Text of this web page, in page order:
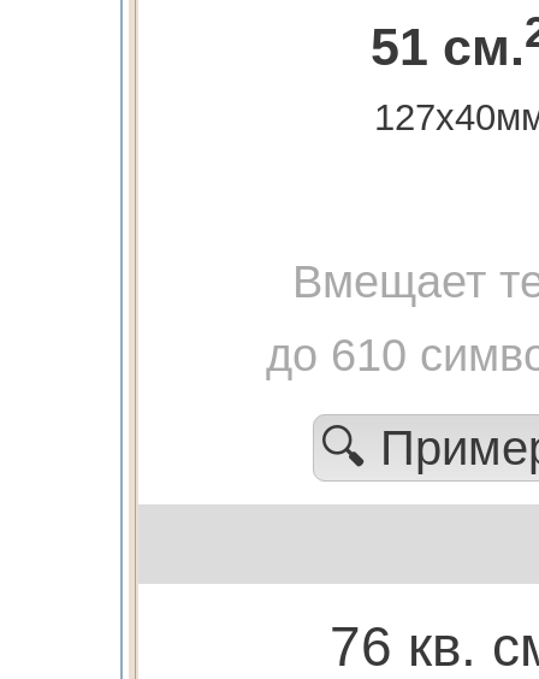
51 см.
Вмещает
до 610
🔍
76 кв.